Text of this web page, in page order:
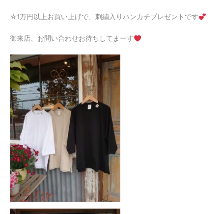
☆1万円以上お買い上げで、刺繍入りハンカチプレゼントです
御来店、お問い合わせお待ちしてまーす